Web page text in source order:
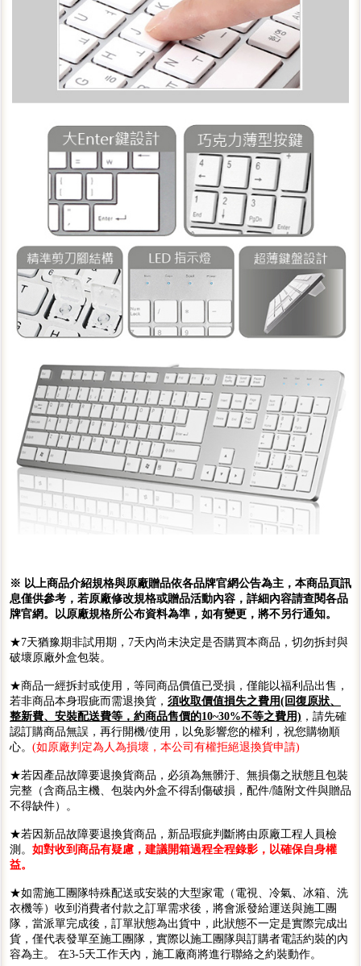
※ 以上商品介紹規格與原廠贈品依各品牌官網公告為主，本商品頁訊
息僅供參考，若原廠修改規格或贈品活動內容，詳細內容請查閱各品
牌官網。以原廠規格所公布資料為準，如有變更，將不另行通知。
★7天猶豫期非試用期，7天內尚未決定是否購買本商品，切勿拆封與
破壞原廠外盒包裝。
★商品一經拆封或使用，等同商品價值已受損，僅能以福利品出售，
若非商品本身瑕疵而需退換貨， 須收取價值損失之費用(回復原狀、
整新費、安裝配送費等，約商品售價的10~30%不等之費用) ，請先確
認訂購商品無誤，再行開機/使用，以免影響您的權利，祝您購物順
心。 (如原廠判定為人為損壞，本公司有權拒絕退換貨申請)
★若因產品故障要退換貨商品，必須為無髒汙、無損傷之狀態且包裝
完整（含商品主機、包裝內外盒不得刮傷破損，配件/隨附文件與贈品
不得缺件）。
★若因新品故障要退換貨商品，新品瑕疵判斷將由原廠工程人員檢
測。 如對收到商品有疑慮，建議開箱過程全程錄影，以確保自身權
益。
★如需施工團隊特殊配送或安裝的大型家電（電視、冷氣、冰箱、洗
衣機等）收到消費者付款之訂單需求後，將會派發給運送與施工團
隊，當派單完成後，訂單狀態為出貨中，此狀態不一定是實際完成出
貨，僅代表發單至施工團隊，實際以施工團隊與訂購者電話約裝的內
容為主。 在3-5天工作天內，施工廠商將進行聯絡之約裝動作。